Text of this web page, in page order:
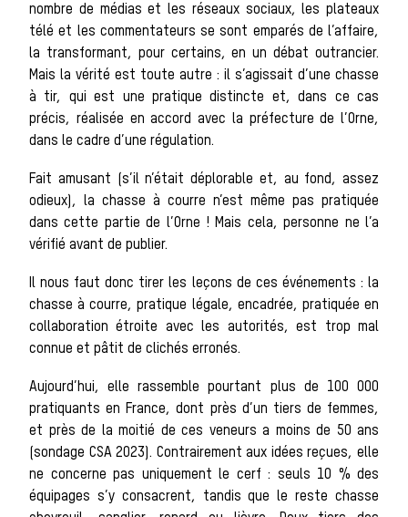
Les veneurs
Chasser les
idées reçues
Bien-être
animal
nombre de médias et les réseaux sociaux, les plateaux
télé et les commentateurs se sont emparés de l’affaire,
la transformant, pour certains, en un débat outrancier.
Mais la vérité est toute autre : il s’agissait d’une chasse
à tir, qui est une pratique distincte et, dans ce cas
précis, réalisée en accord avec la préfecture de l’Orne,
dans le cadre d’une régulation.
Fait amusant (s’il n’était déplorable et, au fond, assez
odieux), la chasse à courre n’est même pas pratiquée
dans cette partie de l’Orne ! Mais cela, personne ne l’a
vérifié avant de publier.
Il nous faut donc tirer les leçons de ces événements : la
chasse à courre, pratique légale, encadrée, pratiquée en
collaboration étroite avec les autorités, est trop mal
connue et pâtit de clichés erronés.
Aujourd’hui, elle rassemble pourtant plus de 100 000
pratiquants en France, dont près d’un tiers de femmes,
et près de la moitié de ces veneurs a moins de 50 ans
(sondage CSA 2023). Contrairement aux idées reçues, elle
ne concerne pas uniquement le cerf : seuls 10 % des
équipages s’y consacrent, tandis que le reste chasse